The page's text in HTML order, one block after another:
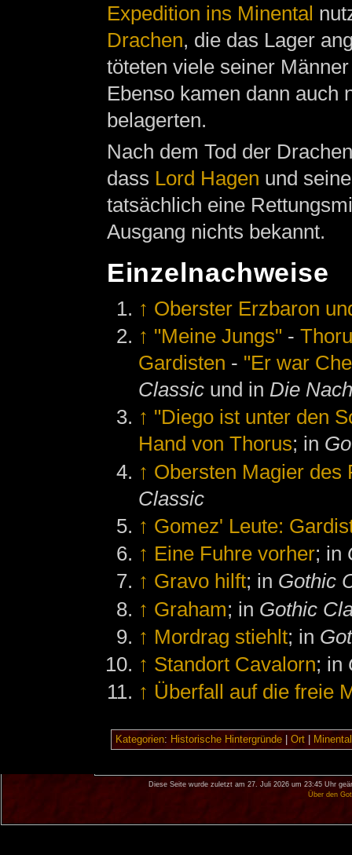
Expedition ins Minental
Drachen, die das Lager
töteten viele seiner
Ebenso kamen dann auch
belagerten.
Nach dem Tod der
dass Lord Hagen und
tatsächlich eine
Ausgang nichts bekannt.
Einzelnachweise
↑ Oberster Erzbaron
↑ "Meine Jungs" -
Gardisten - "Er war
Classic und in Die
↑ "Diego ist unter den
Hand von Thorus; in
↑ Obersten Magier des
Classic
↑ Gomez' Leute:
↑ Eine Fuhre vorher; in
↑ Gravo hilft; in Gothic
↑ Graham; in Gothic
↑ Mordrag stiehlt; in
↑ Standort Cavalorn; in
↑ Überfall auf die freie
Kategorien: Historische Hintergründe| Ort| Minental
Diese Seite wurde zuletzt am 27. Juli 2026 um 23:45 Uhr
Über den